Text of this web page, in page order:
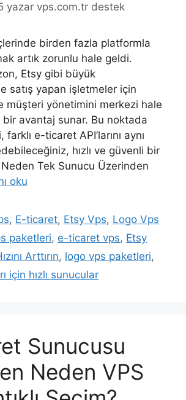
yazar vps.com.tr destek
birden fazla platformla
artık zorunlu hale geldi.
Etsy gibi büyük
satış yapan işletmeler için
müşteri yönetimini merkezi hale
avantaj sunar. Bu noktada
e-ticaret API’larını aynı
hızlı ve güvenli bir
Neden Tek Sunucu Üzerinden
oku
, E-ticaret, Etsy Vps, Logo Vps
paketleri, e-ticaret vps, Etsy
Arttırın, logo vps paketleri,
için hızlı sunucular
Sunucusu
Neden VPS